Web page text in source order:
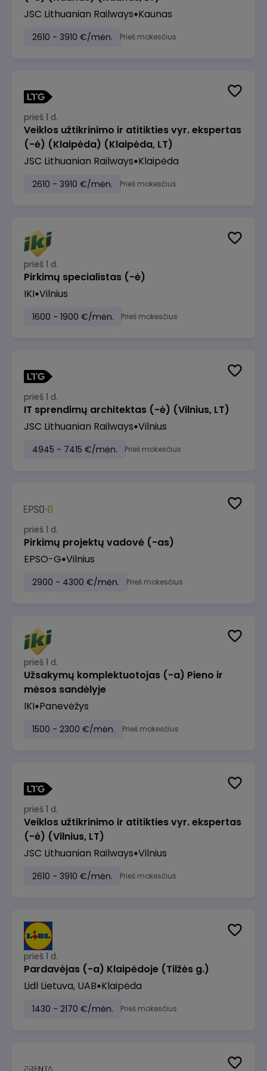
JSC Lithuanian Railways Kaunas
2610 - 3910 €/mėn. Prieš mokesčius
prieš 1 d.
Veiklos užtikrinimo ir atitikties vyr. ekspertas
(-ė) (Klaipėda) (Klaipėda, LT)
JSC Lithuanian Railways Klaipėda
2610 - 3910 €/mėn. Prieš mokesčius
prieš 1 d.
Pirkimų specialistas (-ė)
IKI Vilnius
1600 - 1900 €/mėn. Prieš mokesčius
prieš 1 d.
IT sprendimų architektas (-ė) (Vilnius, LT)
JSC Lithuanian Railways Vilnius
4945 - 7415 €/mėn. Prieš mokesčius
prieš 1 d.
Pirkimų projektų vadovė (-as)
EPSO-G Vilnius
2900 - 4300 €/mėn. Prieš mokesčius
prieš 1 d.
Užsakymų komplektuotojas (-a) Pieno ir
mėsos sandėlyje
IKI Panevėžys
1500 - 2300 €/mėn. Prieš mokesčius
prieš 1 d.
Veiklos užtikrinimo ir atitikties vyr. ekspertas
(-ė) (Vilnius, LT)
JSC Lithuanian Railways Vilnius
2610 - 3910 €/mėn. Prieš mokesčius
prieš 1 d.
Pardavėjas (-a) Klaipėdoje (Tilžės g.)
Lidl Lietuva, UAB Klaipėda
1430 - 2170 €/mėn. Prieš mokesčius